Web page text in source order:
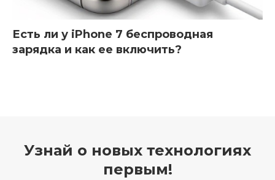
Есть ли у iPhone 7 беспроводная
зарядка и как ее включить?
Узнай о новых технологиях
первым!